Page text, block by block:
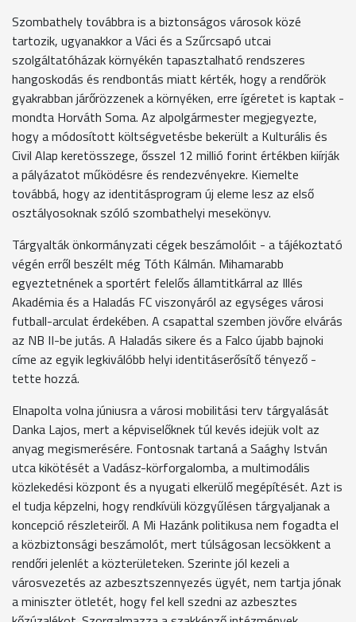
Szombathely továbbra is a biztonságos városok közé
tartozik, ugyanakkor a Váci és a Szűrcsapó utcai
szolgáltatóházak környékén tapasztalható rendszeres
hangoskodás és rendbontás miatt kérték, hogy a rendőrök
gyakrabban járőrözzenek a környéken, erre ígéretet is kaptak -
mondta Horváth Soma. Az alpolgármester megjegyezte,
hogy a módosított költségvetésbe bekerült a Kulturális és
Civil Alap keretösszege, ősszel 12 millió forint értékben kiírják
a pályázatot működésre és rendezvényekre. Kiemelte
továbbá, hogy az identitásprogram új eleme lesz az első
osztályosoknak szóló szombathelyi mesekönyv.
Tárgyalták önkormányzati cégek beszámolóit - a tájékoztató
végén erről beszélt még Tóth Kálmán. Mihamarabb
egyeztetnének a sportért felelős államtitkárral az Illés
Akadémia és a Haladás FC viszonyáról az egységes városi
futball-arculat érdekében. A csapattal szemben jövőre elvárás
az NB II-be jutás. A Haladás sikere és a Falco újabb bajnoki
címe az egyik legkiválóbb helyi identitáserősítő tényező -
tette hozzá.
Elnapolta volna júniusra a városi mobilitási terv tárgyalását
Danka Lajos, mert a képviselőknek túl kevés idejük volt az
anyag megismerésére. Fontosnak tartaná a Saághy István
utca kikötését a Vadász-körforgalomba, a multimodális
közlekedési központ és a nyugati elkerülő megépítését. Azt is
el tudja képzelni, hogy rendkívüli közgyűlésen tárgyaljanak a
koncepció részleteiről. A Mi Hazánk politikusa nem fogadta el
a közbiztonsági beszámolót, mert túlságosan lecsökkent a
rendőri jelenlét a közterületeken. Szerinte jól kezeli a
városvezetés az azbesztszennyezés ügyét, nem tartja jónak
a miniszter ötletét, hogy fel kell szedni az azbesztes